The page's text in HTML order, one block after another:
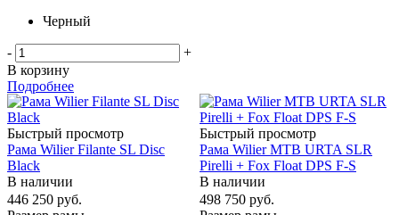
Черный
-
+
В корзину
Подробнее
Быстрый просмотр
Рама Wilier Filante SL Disc
Black
В наличии
446 250 руб.
Быстрый просмотр
Рама Wilier MTB URTA SLR
Pirelli + Fox Float DPS F-S
В наличии
498 750 руб.